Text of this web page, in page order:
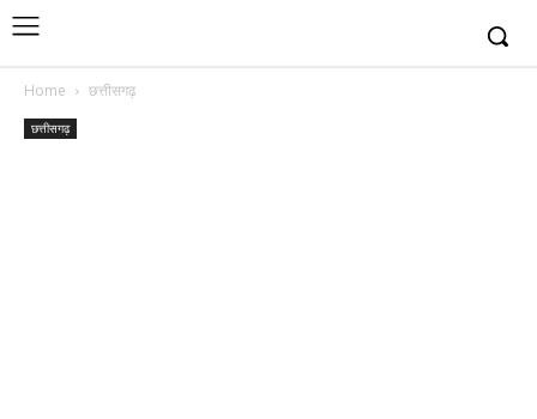
Home छत्तीसगढ़
छत्तीसगढ़